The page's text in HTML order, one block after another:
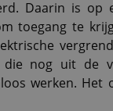
Daarin is op
toegang te
die nog uit de
werken. Het